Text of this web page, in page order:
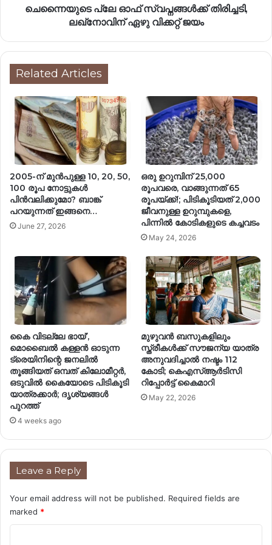
ചെന്നൈയുടെ പ്ലേ ഓഫ് സ്വപ്നങ്ങൾക്ക് തിരിച്ചടി,
ലഖ്നോവിന് ഏഴു വിക്കറ്റ് ജയം
Related Articles
2005-ന് മുൻപുള്ള 10, 20, 50,
100 രൂപ നോട്ടുകൾ
പിൻവലിക്കുമോ? ബാങ്ക്
പറയുന്നത് ഇങ്ങനെ…
June 27, 2026
ഒരു ഉറുമ്പിന് 25,000
രൂപവരെ, വാങ്ങുന്നത് 65
രൂപയ്ക്ക്!; പിടികൂടിയത് 2,000
ജീവനുള്ള ഉറുമ്പുകളെ,
പിന്നിൽ കോടികളുടെ കച്ചവടം
May 24, 2026
കൈ വിടല്ലേ ഭായ്’,
മൊബൈൽ കള്ളൻ ഓടുന്ന
ട്രെയിനിന്റെ ജനലിൽ
തൂങ്ങിയത് ഒമ്പത് കിലോമീറ്റർ,
ഒടുവിൽ കൈയോടെ പിടികൂടി
യാത്രക്കാർ; ദൃശ്യങ്ങൾ
പുറത്ത്
4 weeks ago
മുഴുവൻ ബസുകളിലും
സ്ത്രീകൾക്ക് സൗജന്യ യാത്ര
അനുവദിച്ചാൽ നഷ്ടം 112
കോടി; കെഎസ്ആർടിസി
റിപ്പോര്‍ട്ട് കൈമാറി
May 22, 2026
Leave a Reply
Your email address will not be published. Required fields are
marked *